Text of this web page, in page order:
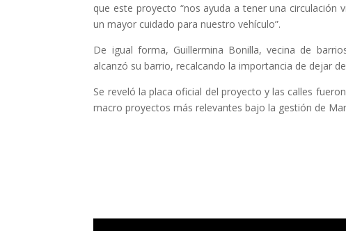
que este proyecto “nos ayuda a tener una
un mayor cuidado para nuestro vehículo”.
De igual forma, Guillermina Bonilla, vecina de
alcanzó su barrio, recalcando la importancia de dejar
Se reveló la placa oficial del proyecto y las calles
macro proyectos más relevantes bajo la gestión de